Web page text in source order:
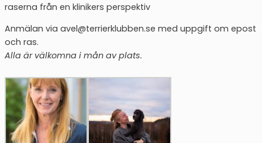
raserna från en klinikers perspektiv
Anmälan via avel@terrierklubben.se med uppgift om epost
och ras.
Alla är välkomna i mån av plats.